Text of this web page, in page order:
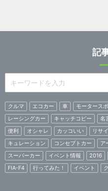
記
クルマ エコカー 車 モータース
レーシングカー
キャッチコピー 名
便利
オシャレ カッコいい リサ
キュレーション
コンセプトカー ア
スーパーカー
イベント情報 2016
FIA-F4
行ってみた！ イベント